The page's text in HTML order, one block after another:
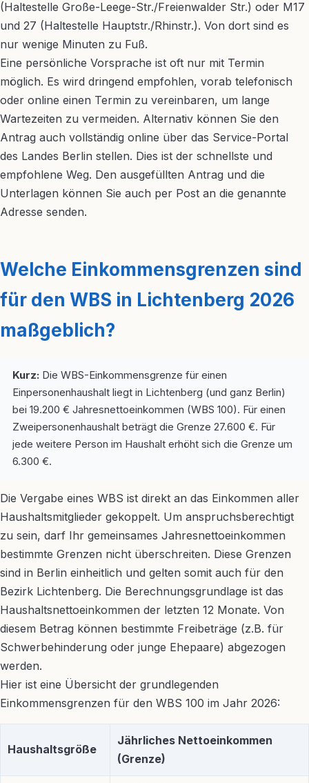
(Haltestelle Große-Leege-Str./Freienwalder Str.) oder M17
und 27 (Haltestelle Hauptstr./Rhinstr.). Von dort sind es
nur wenige Minuten zu Fuß.
Eine persönliche Vorsprache ist oft nur mit Termin
möglich. Es wird dringend empfohlen, vorab telefonisch
oder online einen Termin zu vereinbaren, um lange
Wartezeiten zu vermeiden. Alternativ können Sie den
Antrag auch vollständig online über das Service-Portal
des Landes Berlin stellen. Dies ist der schnellste und
empfohlene Weg. Den ausgefüllten Antrag und die
Unterlagen können Sie auch per Post an die genannte
Adresse senden.
Welche Einkommensgrenzen sind
für den WBS in Lichtenberg 2026
maßgeblich?
Kurz: Die WBS-Einkommensgrenze für einen
Einpersonenhaushalt liegt in Lichtenberg (und ganz Berlin)
bei 19.200 € Jahresnettoeinkommen (WBS 100). Für einen
Zweipersonenhaushalt beträgt die Grenze 27.600 €. Für
jede weitere Person im Haushalt erhöht sich die Grenze um
6.300 €.
Die Vergabe eines WBS ist direkt an das Einkommen aller
Haushaltsmitglieder gekoppelt. Um anspruchsberechtigt
zu sein, darf Ihr gemeinsames Jahresnettoeinkommen
bestimmte Grenzen nicht überschreiten. Diese Grenzen
sind in Berlin einheitlich und gelten somit auch für den
Bezirk Lichtenberg. Die Berechnungsgrundlage ist das
Haushaltsnettoeinkommen der letzten 12 Monate. Von
diesem Betrag können bestimmte Freibeträge (z.B. für
Schwerbehinderung oder junge Ehepaare) abgezogen
werden.
Hier ist eine Übersicht der grundlegenden
Einkommensgrenzen für den WBS 100 im Jahr 2026:
Haushaltsgröße
Jährliches Nettoeinkommen
(Grenze)